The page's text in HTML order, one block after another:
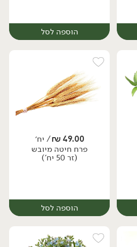
הוספה לסל
יח׳
49.00
₪/ יח׳
פרח חיטה מיובש
(זר 50 יח')
הוספה לסל